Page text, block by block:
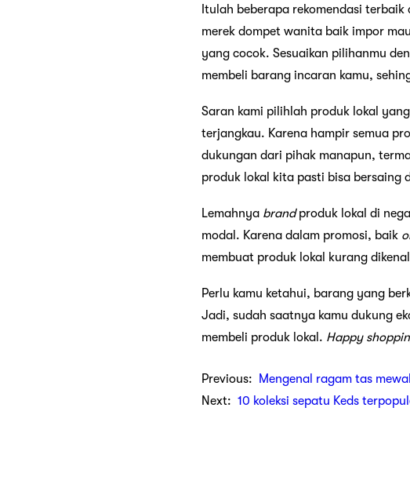
Itulah beberapa rekomendasi
merek dompet wanita baik impor
yang cocok. Sesuaikan pilihanmu
membeli barang incaran kamu,
Saran kami pilihlah produk lokal
terjangkau. Karena hampir semua
dukungan dari pihak manapun,
produk lokal kita pasti bisa bersaing
Lemahnya brandproduk lokal di
modal. Karena dalam promosi, baik
membuat produk lokal kurang
Perlu kamu ketahui, barang yang
Jadi, sudah saatnya kamu dukung
membeli produk lokal. Happy
Previous:
Mengenal ragam tas
Next: 10 koleksi sepatu Keds